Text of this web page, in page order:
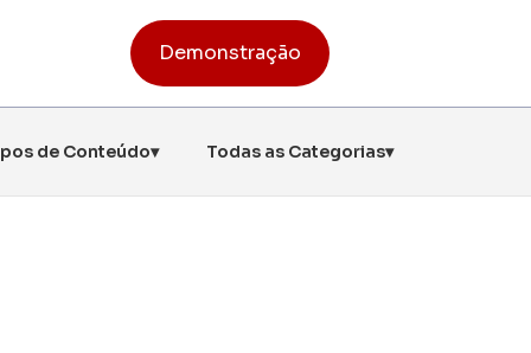
Demonstração
de suprimentos
de Conteúdo▾ Todas as Categorias▾